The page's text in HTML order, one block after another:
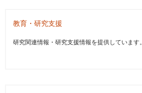
教育・研究支援
研究関連情報・研究支援情報を提供しています。